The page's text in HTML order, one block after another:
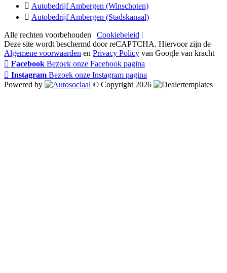
Autobedrijf Ambergen (Winschoten)
Autobedrijf Ambergen (Stadskanaal)
Alle rechten voorbehouden | Cookiebeleid |
Deze site wordt beschermd door reCAPTCHA. Hiervoor zijn de
Algemene voorwaarden en Privacy Policy van Google van kracht
Facebook Bezoek onze Facebook pagina
Instagram Bezoek onze Instagram pagina
Powered by
© Copyright 2026